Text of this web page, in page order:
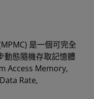
是一個可完全
動態隨機存取記憶體
Access Memory,
Rate,